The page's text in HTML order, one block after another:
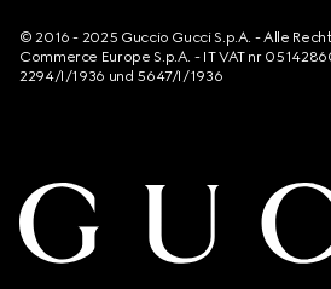
© 2016 - 2025 Guccio Gucci S.p.A. - Alle
Commerce Europe S.p.A. - IT VAT nr
2294/I/1936 und 5647/I/1936